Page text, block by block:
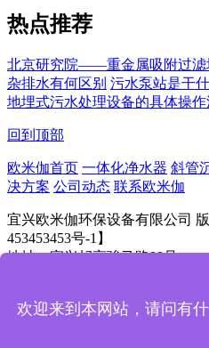
热点推荐
北京研究院——重金属吸附过滤
杂排水有何区别 污水泵站是干
地埋式污水处理设备的具体操作
回到顶部
欧米伽首页 一体化净水器 斜管
决方案 公司动态 联系欧米伽
宜兴欧米伽环保设备有限公司
453453453号-1】
地址：宜兴屺亭骏马路99号
欢迎来到本网站，请问有